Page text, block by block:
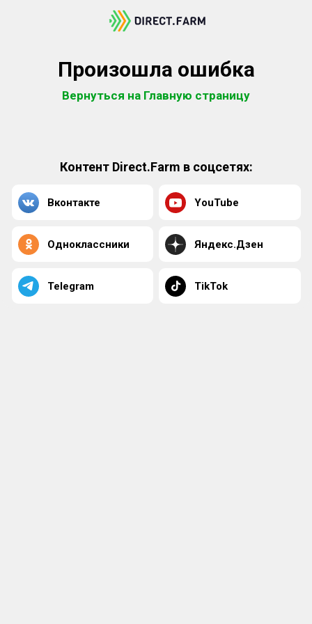
Произошла ошибка
Вернуться на Главную страницу
Контент Direct.Farm в соцсетях:
Вконтакте YouTube
Одноклассники Яндекс.Дзен
Telegram TikTok